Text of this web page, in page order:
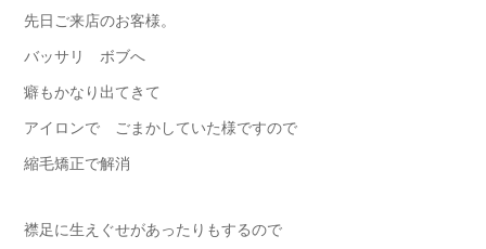
先日ご来店のお客様。
バッサリ ボブへ
癖もかなり出てきて
アイロンで ごまかしていた様ですので
縮毛矯正で解消
襟足に生えぐせがあったりもするので